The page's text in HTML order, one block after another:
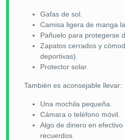
Gafas de sol.
Camisa ligera de manga
Pañuelo para protegerse
Zapatos cerrados y
deportivas).
Protector solar.
También es aconsejable llevar:
Una mochila pequeña.
Cámara o teléfono móvil.
Algo de dinero en
recuerdos.